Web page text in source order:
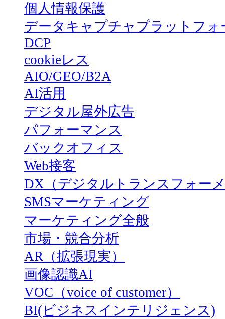
個人情報保護
データキャプチャプラットフォ
DCP
cookieレス
AIO/GEO/B2A
AI活用
デジタル屋外広告
パフォーマンス
バックオフィス
Web接客
DX（デジタルトランスフォー
SMSマーケティング
マーケティング全般
市場・競合分析
AR（拡張現実）
画像認識AI
VOC（voice of customer）
BI(ビジネスインテリジェンス)